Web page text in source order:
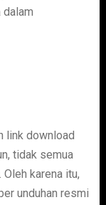
dalam
link download
tidak semua
karena itu,
unduhan resmi